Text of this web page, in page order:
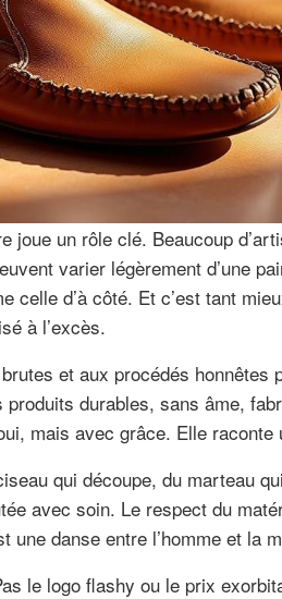
joue un rôle clé. Beaucoup
varier légèrement d’une
celle d’à côté. Et c’est tant
à l’excès.
et aux procédés honnêtes
durables, sans âme,
mais avec grâce. Elle raconte
qui découpe, du marteau
avec soin. Le respect du
une danse entre l’homme et la
le logo flashy ou le prix